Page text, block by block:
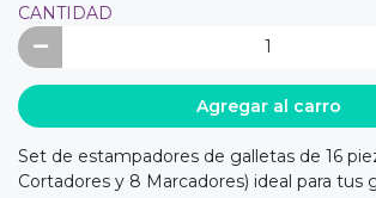
CANTIDAD
Agregar al carro
Set de estampadores de galletas de 16
Cortadores y 8 Marcadores) ideal para tus